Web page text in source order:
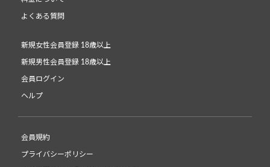
よくある質問
新規女性会員登録 18歳以上
新規男性会員登録 18歳以上
会員ログイン
ヘルプ
会員規約
プライバシーポリシー